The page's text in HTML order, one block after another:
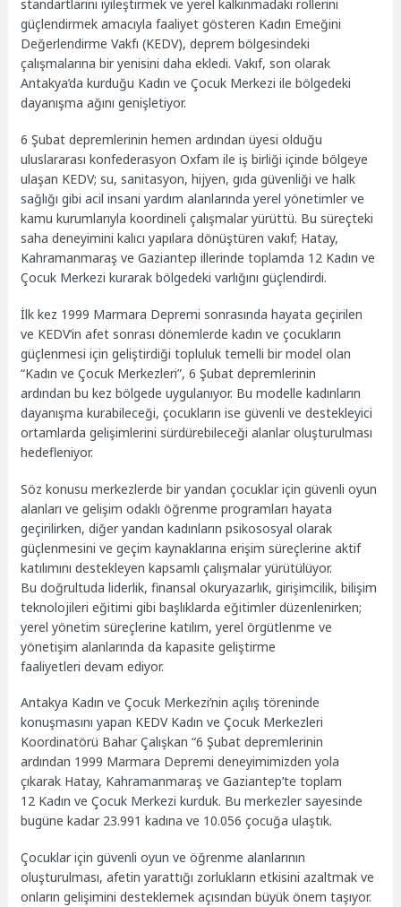
standartlarını iyileştirmek ve yerel kalkınmadaki rollerini
güçlendirmek amacıyla faaliyet gösteren Kadın Emeğini
Değerlendirme Vakfı (KEDV), deprem bölgesindeki
çalışmalarına bir yenisini daha ekledi. Vakıf, son olarak
Antakya’da kurduğu Kadın ve Çocuk Merkezi ile bölgedeki
dayanışma ağını genişletiyor.
6 Şubat depremlerinin hemen ardından üyesi olduğu
uluslararası konfederasyon Oxfam ile iş birliği içinde bölgeye
ulaşan KEDV; su, sanitasyon, hijyen, gıda güvenliği ve halk
sağlığı gibi acil insani yardım alanlarında yerel yönetimler ve
kamu kurumlarıyla koordineli çalışmalar yürüttü. Bu süreçteki
saha deneyimini kalıcı yapılara dönüştüren vakıf; Hatay,
Kahramanmaraş ve Gaziantep illerinde toplamda 12 Kadın ve
Çocuk Merkezi kurarak bölgedeki varlığını güçlendirdi.
İlk kez 1999 Marmara Depremi sonrasında hayata geçirilen
ve KEDV’in afet sonrası dönemlerde kadın ve çocukların
güçlenmesi için geliştirdiği topluluk temelli bir model olan
“Kadın ve Çocuk Merkezleri”, 6 Şubat depremlerinin
ardından bu kez bölgede uygulanıyor. Bu modelle kadınların
dayanışma kurabileceği, çocukların ise güvenli ve destekleyici
ortamlarda gelişimlerini sürdürebileceği alanlar oluşturulması
hedefleniyor.
Söz konusu merkezlerde bir yandan çocuklar için güvenli oyun
alanları ve gelişim odaklı öğrenme programları hayata
geçirilirken, diğer yandan kadınların psikososyal olarak
güçlenmesini ve geçim kaynaklarına erişim süreçlerine aktif
katılımını destekleyen kapsamlı çalışmalar yürütülüyor.
Bu doğrultuda liderlik, finansal okuryazarlık, girişimcilik, bilişim
teknolojileri eğitimi gibi başlıklarda eğitimler düzenlenirken;
yerel yönetim süreçlerine katılım, yerel örgütlenme ve
yönetişim alanlarında da kapasite geliştirme
faaliyetleri devam ediyor.
Antakya Kadın ve Çocuk Merkezi’nin açılış töreninde
konuşmasını yapan KEDV Kadın ve Çocuk Merkezleri
Koordinatörü Bahar Çalışkan “6 Şubat depremlerinin
ardından 1999 Marmara Depremi deneyimimizden yola
çıkarak Hatay, Kahramanmaraş ve Gaziantep’te toplam
12 Kadın ve Çocuk Merkezi kurduk. Bu merkezler sayesinde
bugüne kadar 23.991 kadına ve 10.056 çocuğa ulaştık.
Çocuklar için güvenli oyun ve öğrenme alanlarının
oluşturulması, afetin yarattığı zorlukların etkisini azaltmak ve
onların gelişimini desteklemek açısından büyük önem taşıyor.